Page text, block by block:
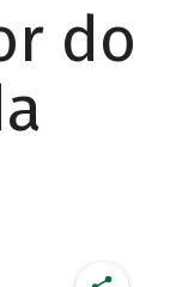
do